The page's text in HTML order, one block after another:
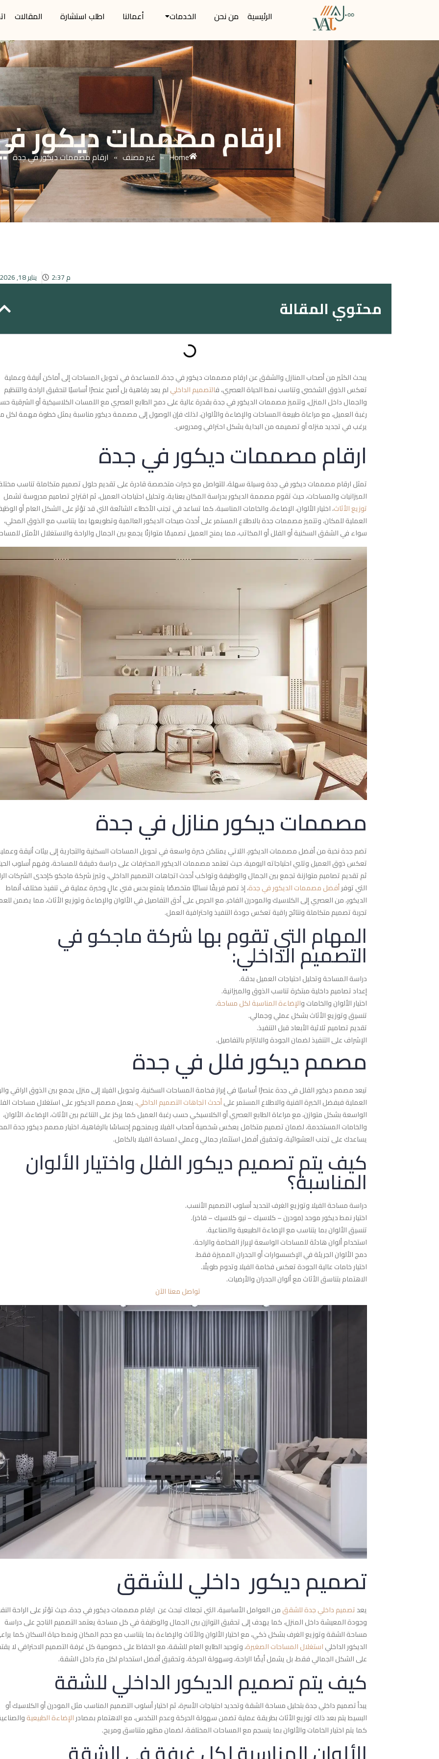
الرئيسية من نحن الخدمات أعمالنا اطلب استشارة المقالات
ارقام مصممات ديكور
Home
» غير مصنف » ارقام مصممات ديكور في جدة
يناير 18, 2026 2:37 م
محتوي المقالة
يبحث الكثير من أصحاب المنازل والشقق عن ارقام مصممات ديكور في جدة، للمساعدة في تحويل المساحات إلى أماكن أنيقة وعملية
تعكس الذوق الشخصي وتناسب نمط الحياة العصري، فالتصميم الداخليلم يعد رفاهية بل أصبح عنصرًا أساسيًا لتحقيق الراحة والتنظيم
والجمال داخل المنزل، وتتميز مصممات الديكور في جدة بقدرة عالية على دمج الطابع العصري مع اللمسات الكلاسيكية أو الشرقية
رغبة العميل، مع مراعاة طبيعة المساحات والإضاءة والألوان، لذلك فإن الوصول إلى مصممة ديكور مناسبة يمثل خطوة مهمة لكل
يرغب في تجديد منزله أو تصميمه من البداية بشكل احترافي ومدروس.
ارقام مصممات ديكور في جدة
تمثل ارقام مصممات ديكور في جدة وسيلة سهلة، للتواصل مع خبرات متخصصة قادرة على تقديم حلول تصميم متكاملة تناسب
الميزانيات والمساحات، حيث تقوم مصممة الديكور بدراسة المكان بعناية، وتحليل احتياجات العميل، ثم اقتراح تصاميم مدروسة تشمل
توزيع الأثاث، اختيار الألوان، الإضاءة، والخامات المناسبة، كما تساعد في تجنب الأخطاء الشائعة التي قد تؤثر على الشكل العام أو
العملية للمكان، وتتميز مصممات جدة بالاطلاع المستمر على أحدث صيحات الديكور العالمية وتطويعها بما يتناسب مع الذوق المحلي،
سواء في الشقق السكنية أو الفلل أو المكاتب، مما يمنح العميل تصميمًا متوازنًا يجمع بين الجمال والراحة والاستغلال الأمثل
مصممات ديكور منازل في جدة
تضم جدة نخبة من أفضل مصممات الديكور، اللاتي يمتلكن خبرة واسعة في تحويل المساحات السكنية والتجارية إلى بيئات أنيقة
تعكس ذوق العميل وتلبي احتياجاته اليومية، حيث تعتمد مصممات الديكور المحترفات على دراسة دقيقة للمساحة، وفهم أسلوب
ثم تقديم تصاميم متوازنة تجمع بين الجمال والوظيفة وتواكب أحدث اتجاهات التصميم الداخلي، وتبرز شركة ماجكو كإحدى الشركات
التي توفرأفضل مصممات الديكور في جدة، إذ تضم فريقًا نسائيًا متخصصًا يتمتع بحس فني عالٍ وخبرة عملية في تنفيذ مختلف أنماط
الديكور، من العصري إلى الكلاسيك والمودرن الفاخر، مع الحرص على أدق التفاصيل في الألوان والإضاءة وتوزيع الأثاث، مما يضمن
تجربة تصميم متكاملة ونتائج راقية تعكس جودة التنفيذ واحترافية العمل.
المهام التي تقوم بها شركة ماجكو في
التصميم الداخلي:
دراسة المساحة وتحليل احتياجات العميل بدقة.
إعداد تصاميم داخلية مبتكرة تناسب الذوق والميزانية.
اختيار الألوان والخامات والإضاءة المناسبة لكل مساحة.
تنسيق وتوزيع الأثاث بشكل عملي وجمالي.
تقديم تصاميم ثلاثية الأبعاد قبل التنفيذ.
الإشراف على التنفيذ لضمان الجودة والالتزام بالتفاصيل.
مصمم ديكور فلل في جدة
تيعد مصمم ديكور الفلل في جدة عنصرًا أساسيًا في إبراز فخامة المساحات السكنية، وتحويل الفيلا إلى منزل يجمع بين الذوق الراقي
العملية فبفضل الخبرة الفنية والاطلاع المستمر علىأحدث اتجاهات التصميم الداخلي، يعمل مصمم الديكور على استغلال مساحات
الواسعة بشكل متوازن، مع مراعاة الطابع العصري أو الكلاسيكي حسب رغبة العميل كما يركز على التناغم بين الأثاث، الإضاءة، الألوان،
والخامات المستخدمة، لضمان تصميم متكامل يعكس شخصية أصحاب الفيلا ويمنحهم إحساسًا بالرفاهية، اختيار مصمم ديكور جدة
يساعدك على تجنب العشوائية، وتحقيق أفضل استثمار جمالي وعملي لمساحة الفيلا بالكامل.
كيف يتم تصميم ديكور الفلل واختيار الألوان
المناسبة؟
دراسة مساحة الفيلا وتوزيع الغرف لتحديد أسلوب التصميم الأنسب.
اختيار نمط ديكور موحد (مودرن – كلاسيك – نيو كلاسيك – فاخر).
تنسيق الألوان بما يتناسب مع الإضاءة الطبيعية والصناعية.
استخدام ألوان هادئة للمساحات الواسعة لإبراز الفخامة والراحة.
دمج الألوان الجريئة في الإكسسوارات أو الجدران المميزة فقط.
اختيار خامات عالية الجودة تعكس فخامة الفيلا وتدوم طويلًا.
الاهتمام بتناسق الأثاث مع ألوان الجدران والأرضيات.
تواصل معنا الآن
تصميم ديكور داخلي للشقق
يعدتصميم داخلي جدة للشققمن العوامل الأساسية، التي تجعلك تبحث عن ارقام مصممات ديكور في جدة، حيث تؤثر على الراحة
وجودة المعيشة داخل المنزل، كما يهدف إلى تحقيق التوازن بين الجمال والوظيفة في كل مساحة يعتمد التصميم الناجح على دراسة
مساحة الشقة وتوزيع الغرف بشكل ذكي، مع اختيار الألوان والأثاث والإضاءة بما يتناسب مع حجم المكان ونمط حياة السكان كما
الديكور الداخلياستغلال المساحات الصغيرة، وتوحيد الطابع العام للشقة، مع الحفاظ على خصوصية كل غرفة التصميم الاحترافي لا
على الشكل الجمالي فقط، بل يشمل أيضًا الراحة، وسهولة الحركة، وتحقيق أفضل استخدام لكل متر داخل الشقة.
كيف يتم تصميم الديكور الداخلي للشقة
يبدأ تصميم داخلي جدة بتحليل مساحة الشقة وتحديد احتياجات الأسرة، ثم اختيار أسلوب التصميم المناسب مثل المودرن أو الكلاسيك أو
البسيط يتم بعد ذلك توزيع الأثاث بطريقة عملية تضمن سهولة الحركة وعدم التكدس، مع الاهتمام بمصادرالإضاءة الطبيعية
كما يتم اختيار الخامات والألوان بما ينسجم مع المساحات المختلفة، لضمان مظهر متناسق ومريح.